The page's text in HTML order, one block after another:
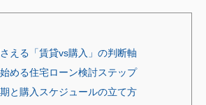
える「賃貸vs購入」の判断軸
める住宅ローン検討ステップ
と購入スケジュールの立て方